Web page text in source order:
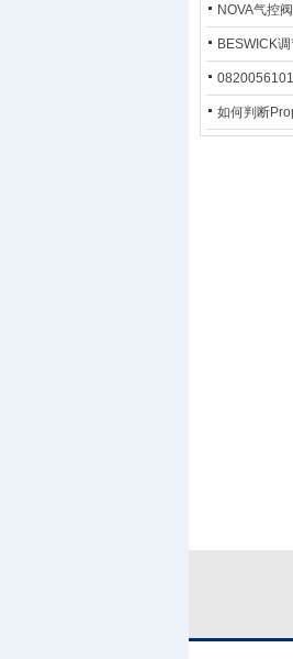
关重要
NOVA气控
些？
BESWICK
大问题解决
术参数
如何判断